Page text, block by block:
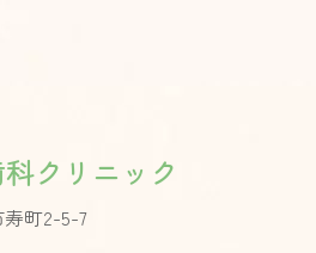
クリニック
寿町2-5-7